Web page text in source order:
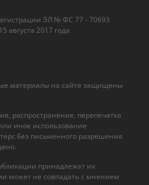
материалы на сайте защищены
распространение, перепечатка
иное использование
без письменного разрешения
принадлежат их
может не совпадать с мнением
ЭЛ № ФС 77 - 70693
августа 2017 года